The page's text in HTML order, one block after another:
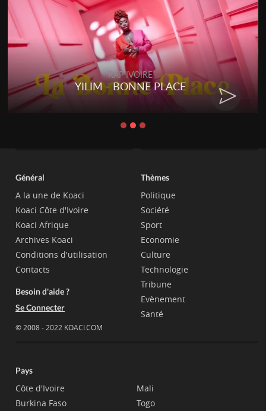
RAP IVOIRE
YILIM - BONNE PLACE
Général
A la une de Koaci
Koaci Côte d'Ivoire
Koaci Afrique
Archives Koaci
Conditions d'utilisation
Contacts
Besoin d'aide ?
Se Connecter
© 2008 - 2022 KOACI.COM
Thèmes
Politique
Société
Sport
Economie
Culture
Technologie
Tribune
Evènement
Santé
Pays
Côte d'Ivoire
Burkina Faso
Mali
Togo